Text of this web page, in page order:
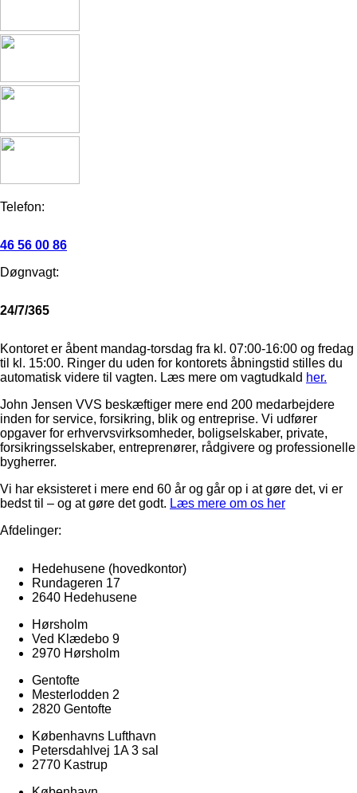
Telefon:
46 56 00 86
Døgnvagt:
24/7/365
Kontoret er åbent mandag-torsdag fra kl. 07:00-16:00 og fredag
til kl. 15:00. Ringer du uden for kontorets åbningstid stilles du
automatisk videre til vagten. Læs mere om vagtudkald her.
John Jensen VVS beskæftiger mere end 200 medarbejdere
inden for service, forsikring, blik og entreprise. Vi udfører
opgaver for erhvervsvirksomheder, boligselskaber, private,
forsikringsselskaber, entreprenører, rådgivere og professionelle
bygherrer.
Vi har eksisteret i mere end 60 år og går op i at gøre det, vi er
bedst til – og at gøre det godt. Læs mere om os her
Afdelinger:
Hedehusene (hovedkontor)
Rundageren 17
2640 Hedehusene
Hørsholm
Ved Klædebo 9
2970 Hørsholm
Gentofte
Mesterlodden 2
2820 Gentofte
Københavns Lufthavn
Petersdahlvej 1A 3 sal
2770 Kastrup